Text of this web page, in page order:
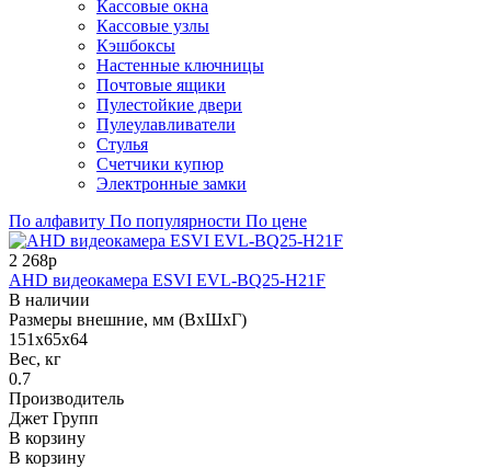
Кассовые окна
Кассовые узлы
Кэшбоксы
Настенные ключницы
Почтовые ящики
Пулестойкие двери
Пулеулавливатели
Стулья
Счетчики купюр
Электронные замки
По алфавиту По популярности По цене
2 268р
AHD видеокамера ESVI EVL-BQ25-H21F
В наличии
Размеры внешние, мм (ВхШхГ)
151x65x64
Вес, кг
0.7
Производитель
Джет Групп
В корзину
В корзину